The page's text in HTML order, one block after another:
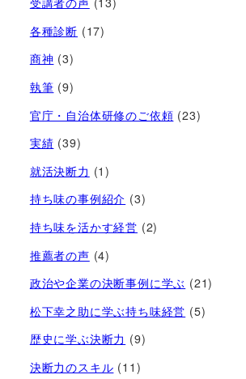
各種診断 (17)
商神 (3)
執筆 (9)
官庁・自治体研修のご依頼 (23)
実績 (39)
就活決断力 (1)
持ち味の事例紹介 (3)
持ち味を活かす経営​ (2)
推薦者の声 (4)
政治や企業の決断事例に学ぶ (21)
松下幸之助に学ぶ持ち味経営 (5)
歴史に学ぶ決断力 (9)
決断力のスキル (11)